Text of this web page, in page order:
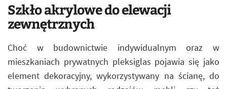
Szkło akrylowe do elewacji
zewnętrznych
Choć w budownictwie indywidualnym oraz w
mieszkaniach prywatnych pleksiglas pojawia się jako
element dekoracyjny, wykorzystywany na ścianę, do